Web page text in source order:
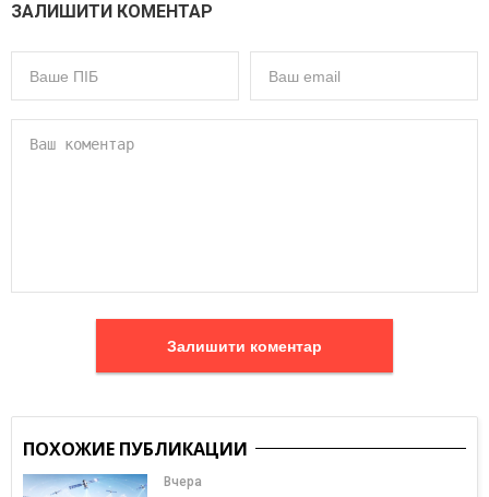
ЗАЛИШИТИ КОМЕНТАР
Залишити коментар
ПОХОЖИЕ ПУБЛИКАЦИИ
Вчера